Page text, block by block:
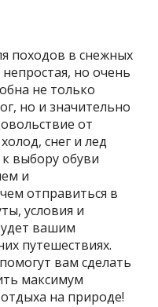
походов в снежных
но очень
не только
но и значительно
от
снег и лед
выбору обуви
и
отправиться в
условия и
вашим
путешествиях.
вам сделать
максимум
на природе!